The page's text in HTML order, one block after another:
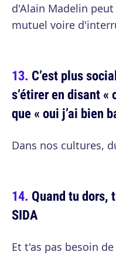
d'Alain Madelin
mutuel voire
C’est plus
s’étirer en disant «
que « oui j’ai bien
Dans nos cultures,
Quand tu dors,
SIDA
Et t'as pas besoin